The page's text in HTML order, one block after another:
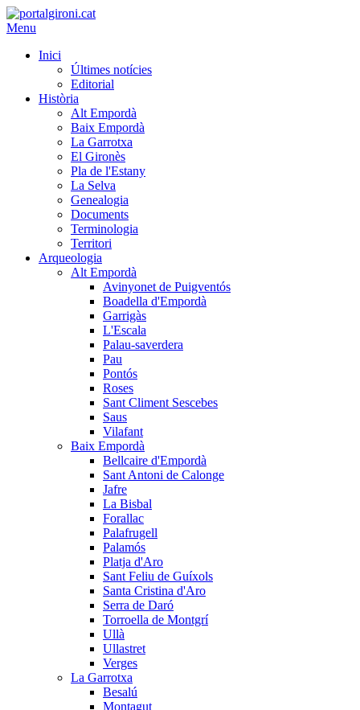
Menu
Inici
Últimes notícies
Editorial
Història
Alt Empordà
Baix Empordà
La Garrotxa
El Gironès
Pla de l'Estany
La Selva
Genealogia
Documents
Terminologia
Territori
Arqueologia
Alt Empordà
Avinyonet de Puigventós
Boadella d'Empordà
Garrigàs
L'Escala
Palau-saverdera
Pau
Pontós
Roses
Sant Climent Sescebes
Saus
Vilafant
Baix Empordà
Bellcaire d'Empordà
Sant Antoni de Calonge
Jafre
La Bisbal
Forallac
Palafrugell
Palamós
Platja d'Aro
Sant Feliu de Guíxols
Santa Cristina d'Aro
Serra de Daró
Torroella de Montgrí
Ullà
Ullastret
Verges
La Garrotxa
Besalú
Montagut